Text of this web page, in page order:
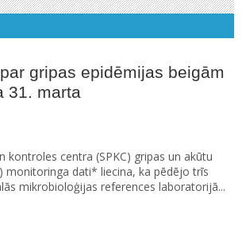
gripas epidēmijas beigām
31. marta
kontroles centra (SPKC) gripas un akūtu
monitoringa dati* liecina, ka pēdējo trīs
mikrobioloģijas references laboratorijā...